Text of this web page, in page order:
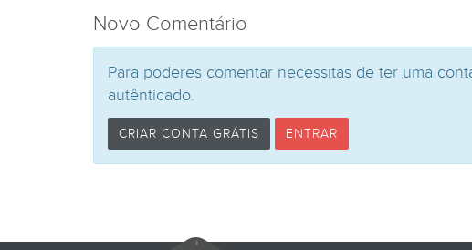
Novo Comentário
Para poderes comentar necessitas de ter uma
autênticado.
CRIAR CONTA GRÁTIS ENTRAR